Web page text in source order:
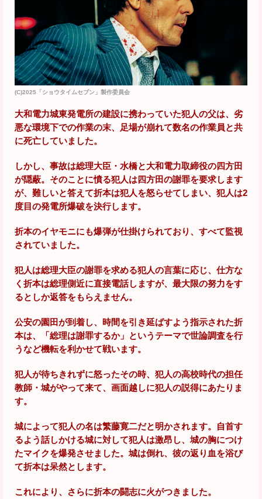
(C)2025「ショウタイムセブン」製作委員会
大和電力城東発電所の建設に携わっていた犯人の父は、劣
悪な環境下での作業の末、足場が崩れて数名の作業員と共
に死亡していました。
しかし、事故は総理大臣・水橋と大和電力取締役の四方田
が隠蔽。そのことに憤る犯人は四方田の謝罪を要求します
が、難しいと答えて折本は犯人を怒らせてしまい、犯人は2
度目の発電所爆破を決行します。
折本のイヤモニにも爆弾が仕掛けられており、すべて監視
されていました。
犯人は総理大臣の謝罪を求める犯人の言葉に応じ、仕方な
く折本は総理側近に直接電話しますが、最大限の努力をす
るとしか返答をもらえません。
公安の園田が到着し、時間を引き延ばすよう指示された折
本は、「総理は謝罪するか」というテーマで世論調査を行
うなど機転を利かせて戦います。
犯人が待ちきれずに怒ったその時、犯人の高校時代の担任
教師・城がやって来て、画面越しに犯人の説得にあたりま
す。
城によって犯人の名は繁藤寛二だと明かされます。自首す
るよう話しかける城に対して犯人は激昂し、城の胸につけ
たマイクを爆発させました。城は倒れ、彼の返り血を浴び
て折本は呆然とします。
これにより、さらに折本の闘志に火がつきました。